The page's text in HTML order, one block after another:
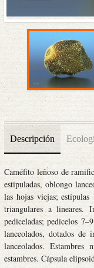
Descripción
Caméfito leñoso de
estipuladas, oblongo
las hojas viejas; estípulas
triangulares a lineares.
pediceladas; pedicelos
lanceolados, dotados de
lanceolados. Estambres
estambres. Cápsula